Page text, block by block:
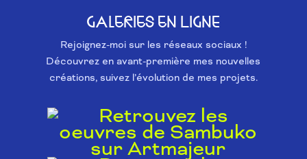
GALERIES EN LIGNE
Rejoignez-moi sur les réseaux sociaux !
Découvrez en avant-première mes nouvelles
créations, suivez l’évolution de mes projets.